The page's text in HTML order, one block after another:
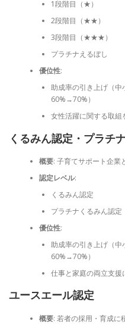
1段階目（★）
2段階目（★★）
3段階目（★★★）
プラチナえるぼし
優位性:
助成率の引き上げ（
60%→70%）
女性活躍に関する取
くるみん認定・プラチ
概要: 子育てサポート企業
認定レベル:
くるみん認定
プラチナくるみん認定
優位性:
助成率の引き上げ（
60%→70%）
仕事と家庭の両立支
ユースエール認定
概要: 若者の採用・育成に